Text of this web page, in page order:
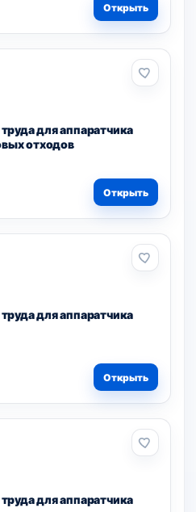
Открыть
для аппаратчика
отходов
Открыть
для аппаратчика
Открыть
для аппаратчика